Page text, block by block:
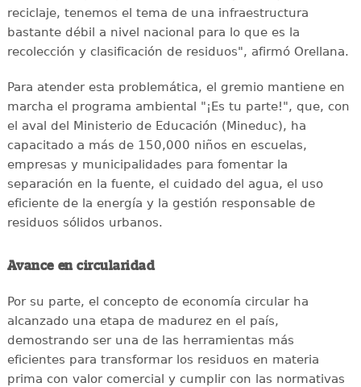
reciclaje, tenemos el tema de una infraestructura
bastante débil a nivel nacional para lo que es la
recolección y clasificación de residuos", afirmó Orellana.
Para atender esta problemática, el gremio mantiene en
marcha el programa ambiental "¡Es tu parte!", que, con
el aval del Ministerio de Educación (Mineduc), ha
capacitado a más de 150,000 niños en escuelas,
empresas y municipalidades para fomentar la
separación en la fuente, el cuidado del agua, el uso
eficiente de la energía y la gestión responsable de
residuos sólidos urbanos.
Avance en circularidad
Por su parte, el concepto de economía circular ha
alcanzado una etapa de madurez en el país,
demostrando ser una de las herramientas más
eficientes para transformar los residuos en materia
prima con valor comercial y cumplir con las normativas